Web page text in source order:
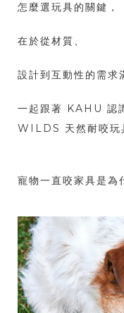
怎麼選玩具的關鍵，
在於從材質、
設計到互動性的需求
一起跟著 KAHU 認
WILDS 天然耐咬玩
寵物一直咬家具是為